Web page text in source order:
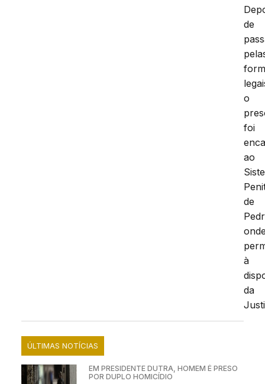
de
o
foi
ao
de
à
da
ÚLTIMAS NOTÍCIAS
EM PRESIDENTE DUTRA, HOMEM É PRESO
POR DUPLO HOMICÍDIO